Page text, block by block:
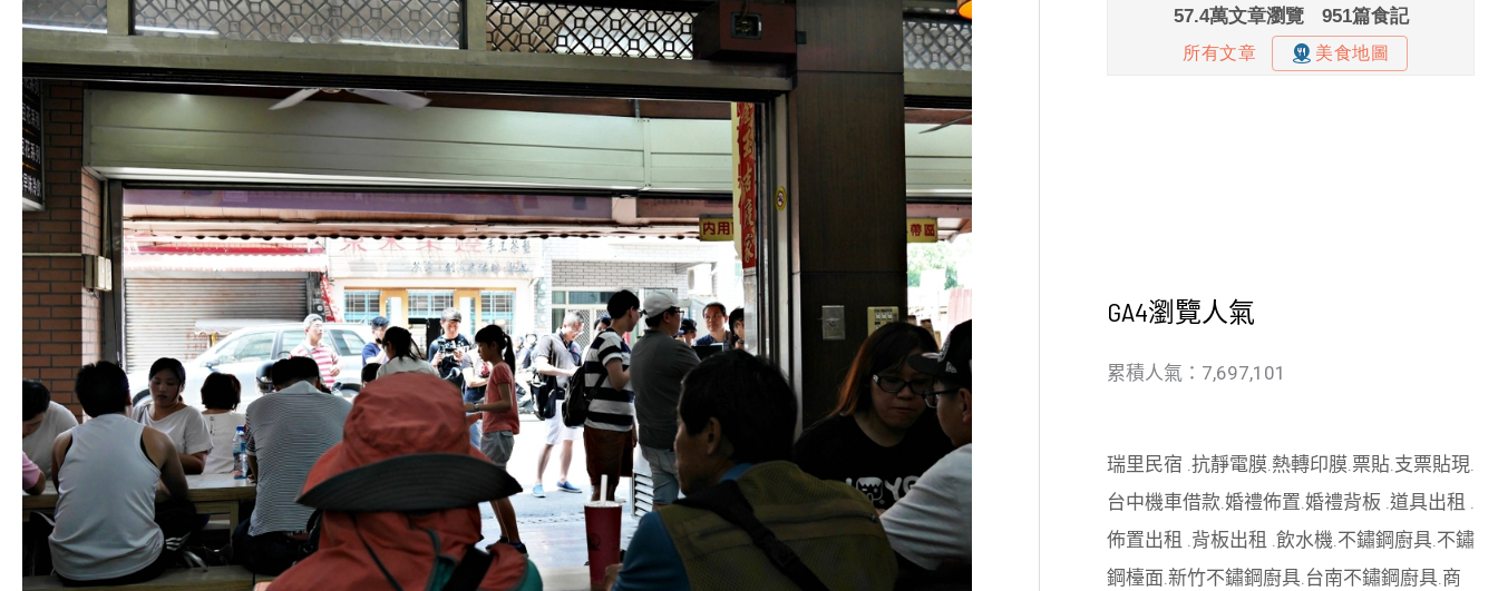
GA4瀏覽人氣
累積人氣：7,697,101
瑞里民宿 抗靜電膜. 熱轉印膜. 票貼. 支票貼現
台中機車借款 婚禮佈置 婚禮背板 道具出租
佈置出租 背板出租 飲水機 不鏽鋼廚具. 不鏽
鋼檯面 新竹不鏽鋼廚具. 台南不鏽鋼廚具. 商